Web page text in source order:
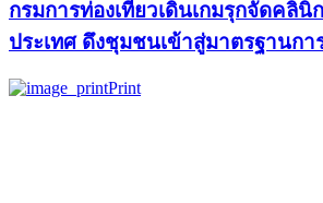
กรมการท่องเที่ยวเดินเกมรุกจัดคลินิ
ประเทศ ดึงชุมชนเข้าสู่มาตรฐานกา
Print